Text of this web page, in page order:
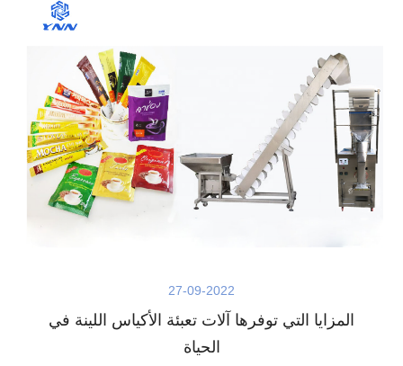
27-09-2022
المزايا التي توفرها آلات تعبئة الأكياس اللينة في
الحياة